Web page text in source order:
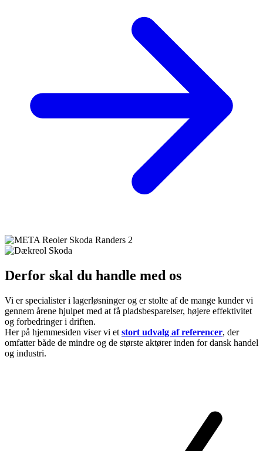
Derfor skal du handle med os
Vi er specialister i lagerløsninger og er stolte af de mange kunder vi
gennem årene hjulpet med at få pladsbesparelser, højere effektivitet
og forbedringer i driften.
Her på hjemmesiden viser vi et stort udvalg af referencer, der
omfatter både de mindre og de største aktører inden for dansk handel
og industri.